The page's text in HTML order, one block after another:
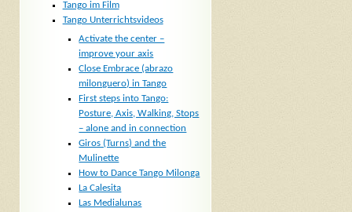
Tango im Film
Tango Unterrichtsvideos
Activate the center –
improve your axis
Close Embrace (abrazo
milonguero) in Tango
First steps into Tango:
Posture, Axis, Walking, Stops
– alone and in connection
Giros (Turns) and the
Mulinette
How to Dance Tango Milonga
La Calesita
Las Medialunas